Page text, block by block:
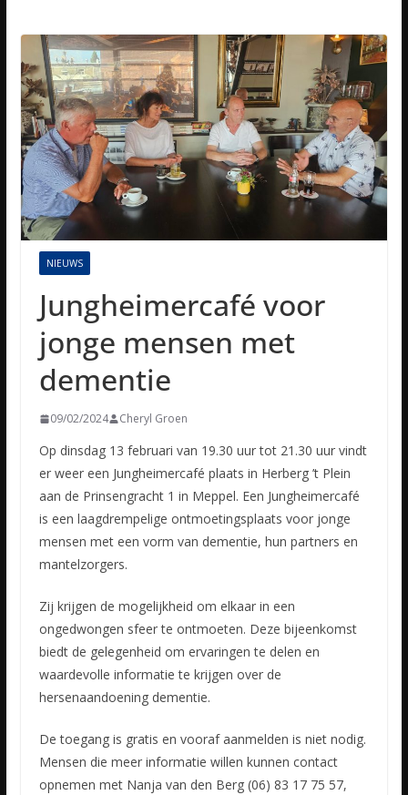
NIEUWS
Jungheimercafé voor
jonge mensen met
dementie
09/02/2024 Cheryl Groen
Op dinsdag 13 februari van 19.30 uur tot 21.30 uur vindt
er weer een Jungheimercafé plaats in Herberg ’t Plein
aan de Prinsengracht 1 in Meppel. Een Jungheimercafé
is een laagdrempelige ontmoetingsplaats voor jonge
mensen met een vorm van dementie, hun partners en
mantelzorgers.
Zij krijgen de mogelijkheid om elkaar in een
ongedwongen sfeer te ontmoeten. Deze bijeenkomst
biedt de gelegenheid om ervaringen te delen en
waardevolle informatie te krijgen over de
hersenaandoening dementie.
De toegang is gratis en vooraf aanmelden is niet nodig.
Mensen die meer informatie willen kunnen contact
opnemen met Nanja van den Berg (06) 83 17 75 57,